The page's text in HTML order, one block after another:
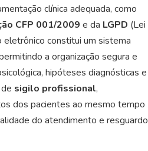
clínica adequada, como
CFP 001/2009 e da LGPD (Lei
constitui um sistema
a organização segura e
hipóteses diagnósticas e
sigilo profissional,
dos pacientes ao mesmo tempo
do atendimento e resguardo